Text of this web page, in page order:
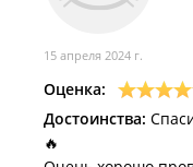
15 апреля 2024 г.
Оценка:
Достоинства:
🔥